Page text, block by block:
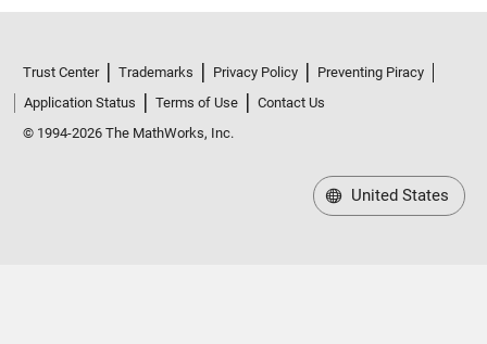
Trust Center Trademarks Privacy Policy
Preventing Piracy
Application Status
Terms of Use
Contact Us
© 1994-2026 The MathWorks, Inc.
United States